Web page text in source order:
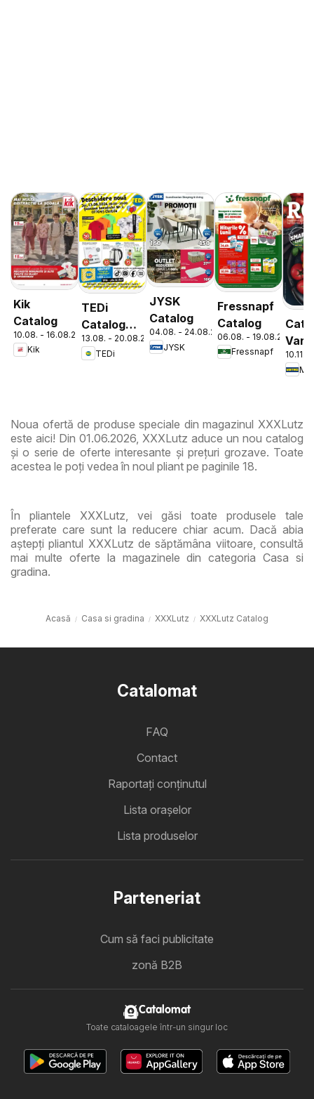
Kik
Catalog
10.08. - 16.08.2026
Kik
TEDi
Catalog
Chitila
13.08. - 20.08.2026
TEDi
JYSK
Catalog
04.08. - 24.08.2026
JYSK
Fressnapf
Catalog
06.08. - 19.08.2026
Fressnapf
de
10.11.
Noua ofertă de produse speciale din magazinul XXXLutz
este aici! Din 01.06.2026, XXXLutz aduce un nou catalog
și o serie de oferte interesante și prețuri grozave. Toate
acestea le poți vedea în noul pliant pe paginile 18.
În pliantele XXXLutz, vei găsi toate produsele tale
preferate care sunt la reducere chiar acum. Dacă abia
aștepți pliantul XXXLutz de săptămâna viitoare, consultă
mai multe oferte la magazinele din categoria Casa si
gradina.
Acasă Casa si gradina XXXLutz XXXLutz Catalog
Catalomat
FAQ
Contact
Raportați conținutul
Lista oraşelor
Lista produselor
Parteneriat
Cum să faci publicitate
zonă B2B
Catalomat
Toate cataloagele într-un singur loc